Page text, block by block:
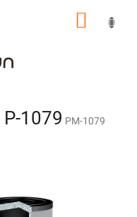
1079 PM-1079